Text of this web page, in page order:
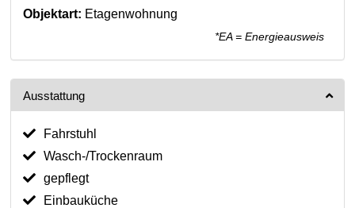
Objektart: Etagenwohnung
*EA = Energieausweis
Ausstattung
Fahrstuhl
Wasch-/Trockenraum
gepflegt
Einbauküche